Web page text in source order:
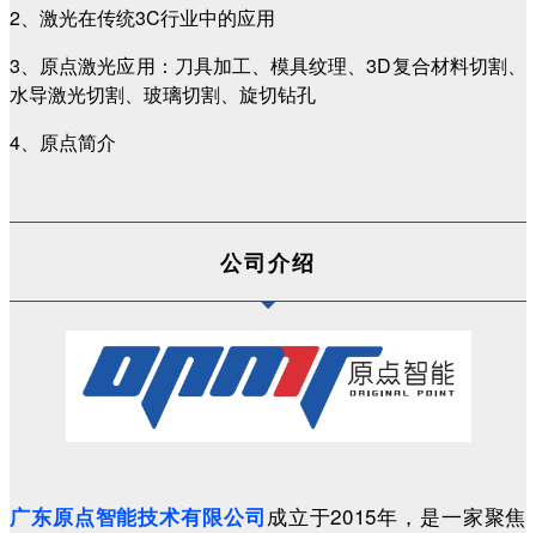
2、激光在传统3C行业中的应用
3、原点激光应用：刀具加工、模具纹理、3D复合材料切割、
水导激光切割、玻璃切割、旋切钻孔
4、原点简介
公司介绍
广东原点智能技术有限公司成立于2015年，是一家聚焦